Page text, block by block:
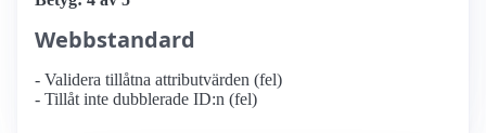
Webbstandard
- Validera tillåtna attributvärden (fel)
- Tillåt inte dubblerade ID:n (fel)